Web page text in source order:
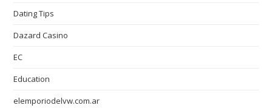
Dating Tips
Dazard Casino
EC
Education
elemporiodelvw.com.ar